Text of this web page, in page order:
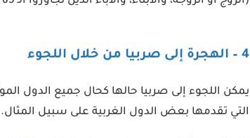
4 – الهجرة إلى صربيا من خلال اللجوء
يمكن اللجوء إلى صربيا حالها كحال جميع الدول
التي تقدمها بعض الدول الغربية على سبيل المثال.